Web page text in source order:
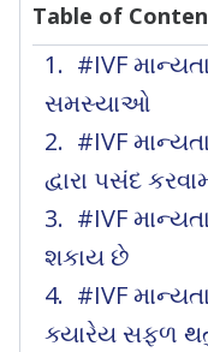
Table of
#IVF
સમસ્યાઓ
#IVF
દ્વારા પસંદ
#IVF
શકાય છે
#IVF
ક્યારેય સફળ